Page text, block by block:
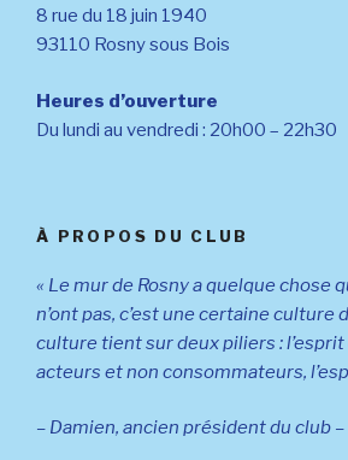
8 rue du 18 juin 1940
93110 Rosny sous Bois
Heures d’ouverture
Du lundi au vendredi : 20h00 – 22h30
À PROPOS DU CLUB
« Le mur de Rosny a quelque chose
n’ont pas, c’est une certaine culture
culture tient sur deux piliers : l’esprit
acteurs et non consommateurs,
– Damien, ancien président du club –